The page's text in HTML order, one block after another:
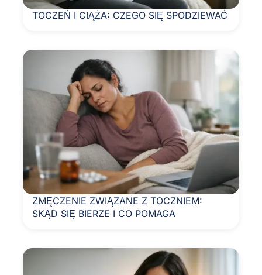
TOCZEŃ I CIĄŻA: CZEGO SIĘ SPODZIEWAĆ
ZMĘCZENIE ZWIĄZANE Z TOCZNIEM:
SKĄD SIĘ BIERZE I CO POMAGA